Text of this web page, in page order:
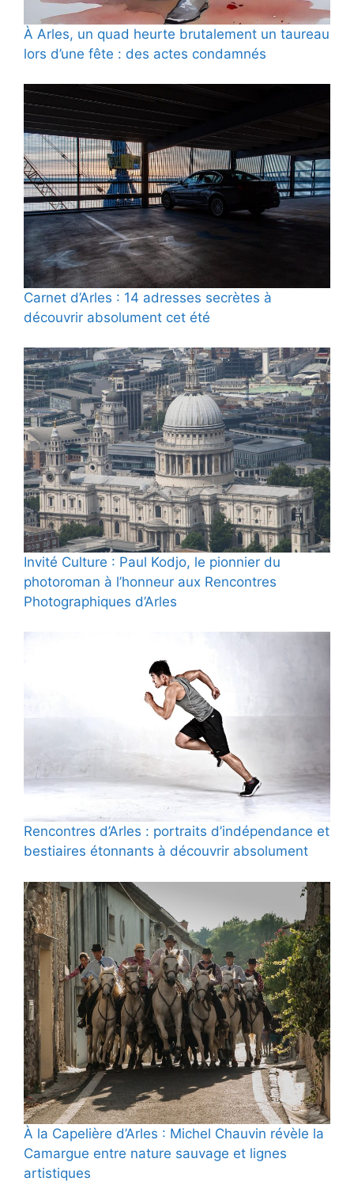
À Arles, un quad heurte brutalement un taureau
lors d’une fête : des actes condamnés
Carnet d’Arles : 14 adresses secrètes à
découvrir absolument cet été
Invité Culture : Paul Kodjo, le pionnier du
photoroman à l’honneur aux Rencontres
Photographiques d’Arles
Rencontres d’Arles : portraits d’indépendance et
bestiaires étonnants à découvrir absolument
À la Capelière d’Arles : Michel Chauvin révèle la
Camargue entre nature sauvage et lignes
artistiques